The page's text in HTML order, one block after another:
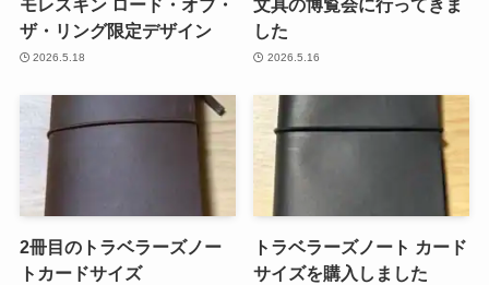
モレスキン ロード・オブ・
ザ・リング限定デザイン
2026.5.18
文具の博覧会に行ってきま
した
2026.5.16
2冊目のトラベラーズノー
トカードサイズ
トラベラーズノート カード
サイズを購入しました